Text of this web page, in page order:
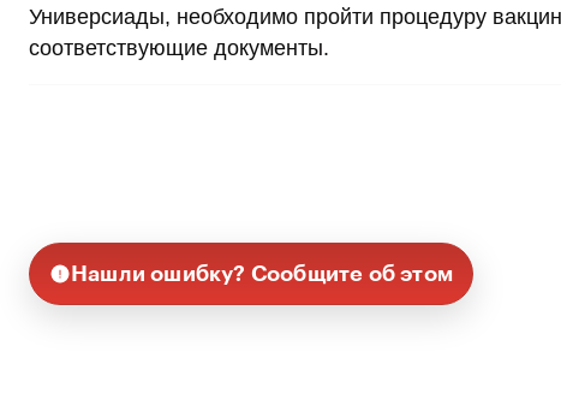
Универсиады, необходимо пройти процедуру
соответствующие документы.
Нашли ошибку? Сообщите об этом